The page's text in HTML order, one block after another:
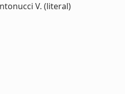
V. (literal)